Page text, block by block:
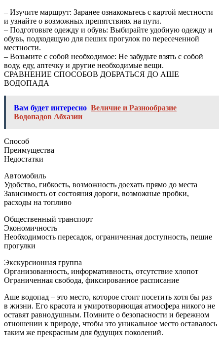
– Изучите маршрут: Заранее ознакомьтесь с картой местности
и узнайте о возможных препятствиях на пути.
– Подготовьте одежду и обувь: Выбирайте удобную одежду и
обувь, подходящую для пеших прогулок по пересеченной
местности.
– Возьмите с собой необходимое: Не забудьте взять с собой
воду, еду, аптечку и другие необходимые вещи.
СРАВНЕНИЕ СПОСОБОВ ДОБРАТЬСЯ ДО АШЕ
ВОДОПАДА
Вам будет интересно Величие и Разнообразие
Водопадов Абхазии
Способ
Преимущества
Недостатки
Автомобиль
Удобство, гибкость, возможность доехать прямо до места
Зависимость от состояния дороги, возможные пробки,
расходы на топливо
Общественный транспорт
Экономичность
Необходимость пересадок, ограниченная доступность, пешие
прогулки
Экскурсионная группа
Организованность, информативность, отсутствие хлопот
Ограниченная свобода, фиксированное расписание
Аше водопад – это место, которое стоит посетить хотя бы раз
в жизни. Его красота и умиротворяющая атмосфера никого не
оставят равнодушным. Помните о безопасности и бережном
отношении к природе, чтобы это уникальное место оставалось
таким же прекрасным для будущих поколений.